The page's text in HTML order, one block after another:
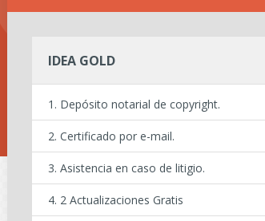
IDEA GOLD
Depósito notarial de copyright.
Certificado por e-mail.
Asistencia en caso de litigio.
2 Actualizaciones Gratis